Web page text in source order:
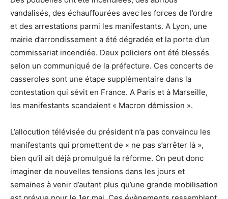
vandalisés, des échauffourées avec les forces de l’ordre
et des arrestations parmi les manifestants. A Lyon, une
mairie d’arrondissement a été dégradée et la porte d’un
commissariat incendiée. Deux policiers ont été blessés
selon un communiqué de la préfecture. Ces concerts de
casseroles sont une étape supplémentaire dans la
contestation qui sévit en France. A Paris et à Marseille,
les manifestants scandaient « Macron démission ».
L’allocution télévisée du président n’a pas convaincu les
manifestants qui promettent de « ne pas s’arrêter là »,
bien qu’il ait déjà promulgué la réforme. On peut donc
imaginer de nouvelles tensions dans les jours et
semaines à venir d’autant plus qu’une grande mobilisation